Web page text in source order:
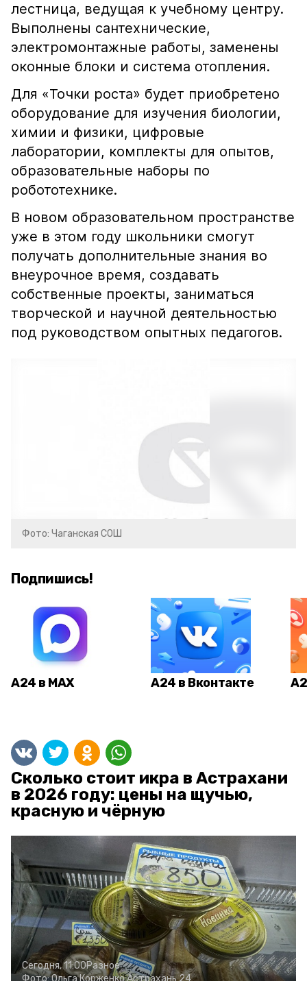
лестница, ведущая к учебному центру.
Выполнены сантехнические,
электромонтажные работы, заменены
оконные блоки и система отопления.
Для «Точки роста» будет приобретено
оборудование для изучения биологии,
химии и физики, цифровые
лаборатории, комплекты для опытов,
образовательные наборы по
робототехнике.
В новом образовательном пространстве
уже в этом году школьники смогут
получать дополнительные знания во
внеурочное время, создавать
собственные проекты, заниматься
творческой и научной деятельностью
под руководством опытных педагогов.
Фото: Чаганская СОШ
Подпишись!
А24 в MAX А24 в Вконтакте
Сколько стоит икра в Астрахани
в 2026 году: цены на щучью,
красную и чёрную
Сегодня, 11:00Разное
Фото:Ольга КорженкоАстрахань 24